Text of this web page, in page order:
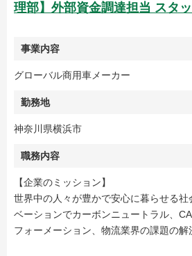
理部】外部資金調達担当 スタ
事業内容
グローバル商用車メーカー
勤務地
神奈川県横浜市
職務内容
【企業のミッション】
世界中の人々が豊かで安心に暮らせる社
ベーションでカーボンニュートラル、
フォーメーション、物流業界の課題の